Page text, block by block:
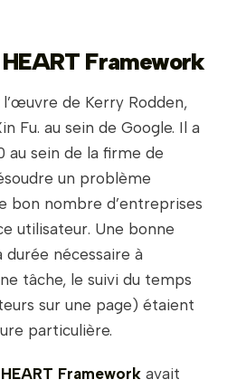
Framework
de Kerry Rodden,
Fu. au sein de Google. Il a
au sein de la firme de
un problème
bon nombre d’entreprises
utilisateur. Une bonne
nécessaire à
tâche, le suivi du temps
sur une page) étaient
particulière.
Framework avait